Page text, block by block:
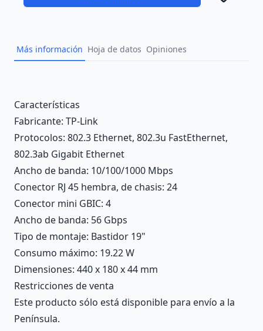
Más información Hoja de datos Opiniones
Características
Fabricante: TP-Link
Protocolos: 802.3 Ethernet, 802.3u FastEthernet,
802.3ab Gigabit Ethernet
Ancho de banda: 10/100/1000 Mbps
Conector RJ 45 hembra, de chasis: 24
Conector mini GBIC: 4
Ancho de banda: 56 Gbps
Tipo de montaje: Bastidor 19"
Consumo máximo: 19.22 W
Dimensiones: 440 x 180 x 44 mm
Restricciones de venta
Este producto sólo está disponible para envío a la
Península.